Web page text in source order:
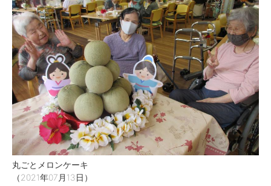
丸ごとメロンケーキ
（2021年07月13日）